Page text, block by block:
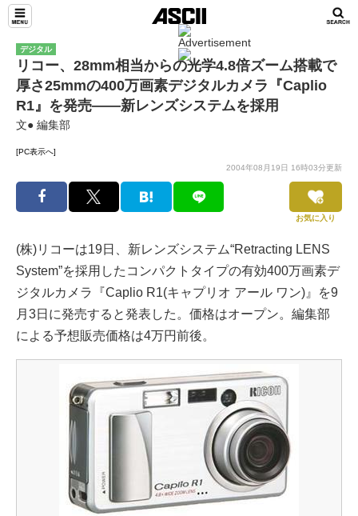
デジタル
リコー、28mm相当からの光学4.8倍ズーム搭載で
厚さ25mmの400万画素デジタルカメラ『Caplio
R1』を発売――新レンズシステムを採用
文● 編集部
[PC表示へ]
2004年08月19日 16時03分更新
お気に入り
(株)リコーは19日、新レンズシステム“Retracting LENS
System”を採用したコンパクトタイプの有効400万画素デ
ジタルカメラ『Caplio R1(キャプリオ アール ワン)』を9
月3日に発売すると発表した。価格はオープン。編集部
による予想販売価格は4万円前後。